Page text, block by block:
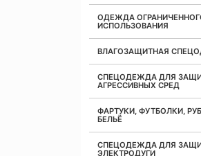
ОДЕЖДА
ИСПОЛЬЗОВАНИЯ
ВЛАГОЗАЩИТНАЯ
СПЕЦОДЕЖДА ДЛЯ
АГРЕССИВНЫХ СРЕД
ФАРТУКИ, ФУТБОЛКИ,
БЕЛЬЁ
СПЕЦОДЕЖДА ДЛЯ
ЭЛЕКТРОДУГИ